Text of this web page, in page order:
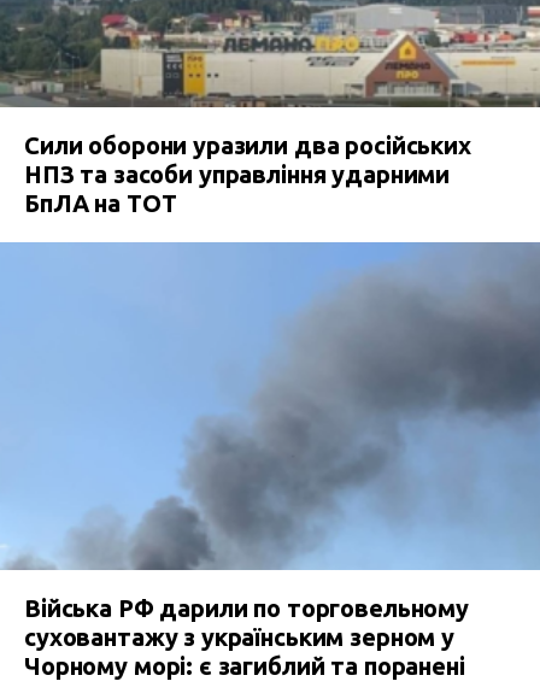
Сили оборони уразили два російських
НПЗ та засоби управління ударними
БпЛА на ТОТ
Війська РФ дарили по торговельному
суховантажу з українським зерном у
Чорному морі: є загиблий та поранені